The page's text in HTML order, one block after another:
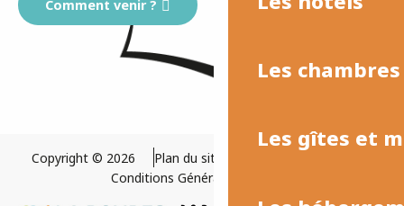
Les
Les gîtes et
Comment venir ?
Copyright © 2026 Plan du site
Conditions Générales de Vente